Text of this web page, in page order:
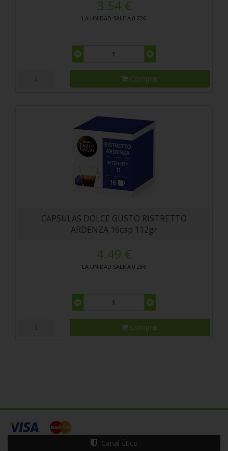
3.54 €
LA UNIDAD SALE A 0.22€
Comprar
CAPSULAS DOLCE GUSTO RISTRETTO
ARDENZA 16cap 112gr
4.49 €
LA UNIDAD SALE A 0.28€
Comprar
Canal Ético